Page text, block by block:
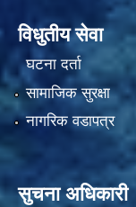
विधुतीय सेवा
घटना दर्ता
सामाजिक सुरक्षा
नागरिक वडापत्र
सुचना अधिकारी